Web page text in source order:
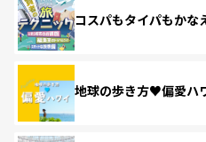
コスパもタイパもかな
地球の歩き方♥偏愛ハ